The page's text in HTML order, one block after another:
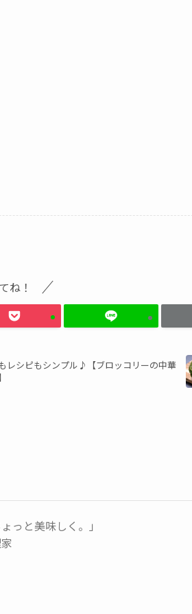
ね！
レシピもシンプル♪【ブロッコリーの中華
っと美味しく。」